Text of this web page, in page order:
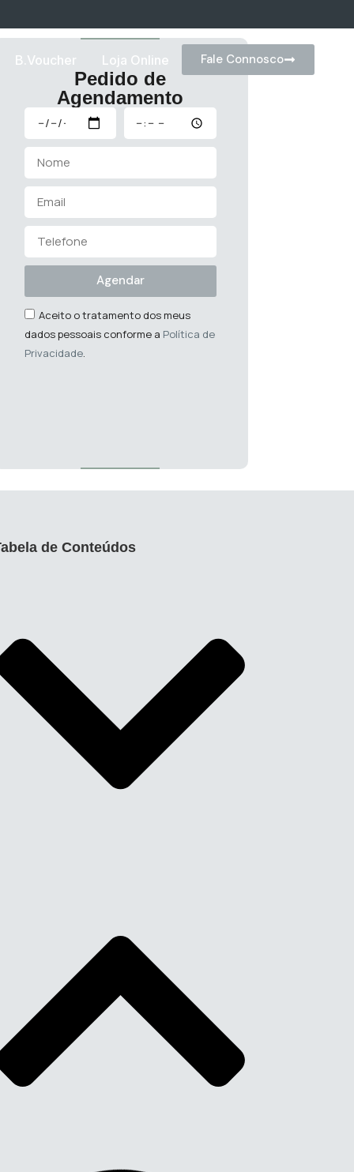
B.Voucher Loja Online Fale Connosco
Pedido de
Agendamento
Aceito o tratamento dos meus
dados pessoais conforme a Política de
Privacidade.
Agendar
de Conteúdos